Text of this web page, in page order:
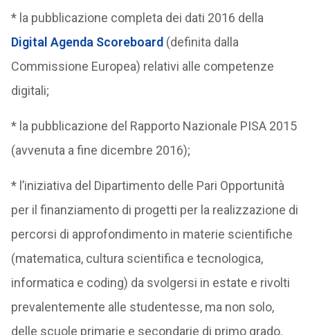
* la pubblicazione completa dei dati 2016 della
Digital Agenda Scoreboard (definita dalla
Commissione Europea) relativi alle competenze
digitali;
* la pubblicazione del Rapporto Nazionale PISA 2015
(avvenuta a fine dicembre 2016);
* l’iniziativa del Dipartimento delle Pari Opportunità
per il finanziamento di progetti per la realizzazione di
percorsi di approfondimento in materie scientifiche
(matematica, cultura scientifica e tecnologica,
informatica e coding) da svolgersi in estate e rivolti
prevalentemente alle studentesse, ma non solo,
delle scuole primarie e secondarie di primo grado.